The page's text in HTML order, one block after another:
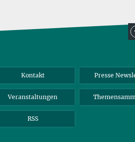
Kontakt Presse
Veranstaltungen
RSS